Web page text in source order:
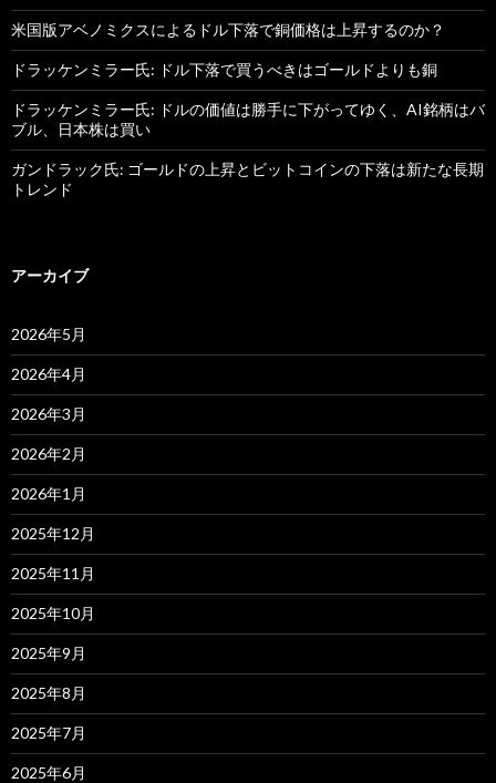
米国版アベノミクスによるドル下落で銅価格は上昇するのか？
ドラッケンミラー氏: ドル下落で買うべきはゴールドよりも銅
ドラッケンミラー氏: ドルの価値は勝手に下がってゆく、AI銘柄はバ
ブル、日本株は買い
ガンドラック氏: ゴールドの上昇とビットコインの下落は新たな長期
トレンド
アーカイブ
2026年5月
2026年4月
2026年3月
2026年2月
2026年1月
2025年12月
2025年11月
2025年10月
2025年9月
2025年8月
2025年7月
2025年6月